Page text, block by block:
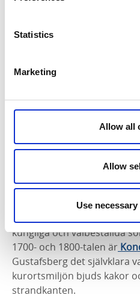
Statistics
Marketing
Allow all
Allow
Use
här för drygt 10 000 år
skalbankar
Även här var
”Skalbergen räknas till ett
om fiskeindustri och
Åk då med en 100-årig
Goda nöjen
cafévid Kungstorget. Här
konstverk, och så gott som
ekologiska varor. Vill du
kungliga och välbeställda
1700- och 1800-talen är
Gustafsberg det självklara
kurortsmiljön bjuds kakor
strandkanten.